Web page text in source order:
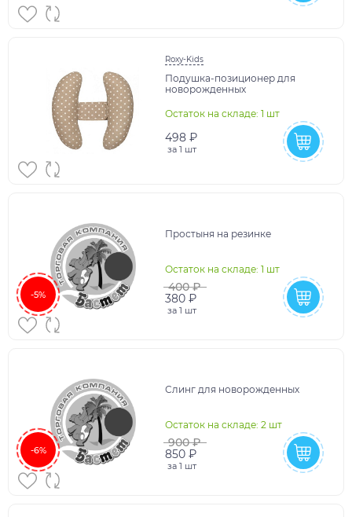
Roxy-Kids
Подушка-позиционер для
новорожденных
Остаток на складе: 1 шт
498 ₽
за 1 шт
-5%
Простыня на резинке
Остаток на складе: 1 шт
400 ₽
380 ₽
за 1 шт
-6%
Слинг для новорожденных
Остаток на складе: 2 шт
900 ₽
850 ₽
за 1 шт